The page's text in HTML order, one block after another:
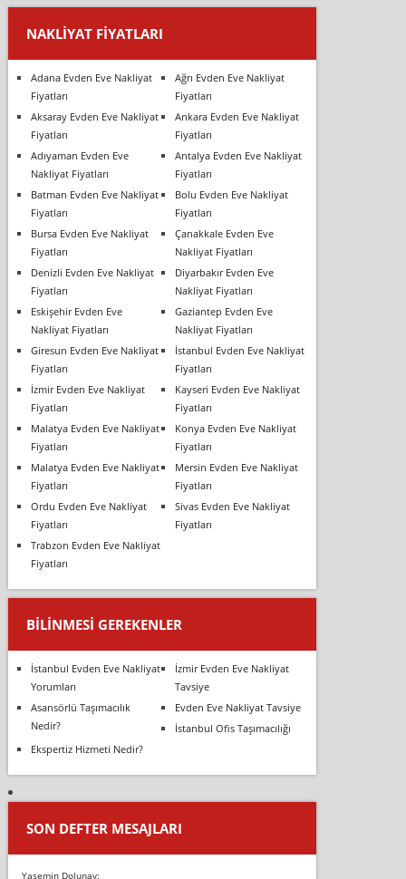
NAKLIYAT FIYATLARI
Adana Evden Eve Nakliyat
Fiyatları
Ağrı Evden Eve Nakliyat
Fiyatları
Aksaray Evden Eve Nakliyat
Fiyatları
Ankara Evden Eve Nakliyat
Fiyatları
Adıyaman Evden Eve
Nakliyat Fiyatları
Antalya Evden Eve Nakliyat
Fiyatları
Batman Evden Eve Nakliyat
Fiyatları
Bolu Evden Eve Nakliyat
Fiyatları
Bursa Evden Eve Nakliyat
Fiyatları
Çanakkale Evden Eve
Nakliyat Fiyatları
Denizli Evden Eve Nakliyat
Fiyatları
Diyarbakır Evden Eve
Nakliyat Fiyatları
Eskişehir Evden Eve
Nakliyat Fiyatları
Gaziantep Evden Eve
Nakliyat Fiyatları
Giresun Evden Eve Nakliyat
Fiyatları
İstanbul Evden Eve Nakliyat
Fiyatları
İzmir Evden Eve Nakliyat
Fiyatları
Kayseri Evden Eve Nakliyat
Fiyatları
Malatya Evden Eve Nakliyat
Fiyatları
Konya Evden Eve Nakliyat
Fiyatları
Malatya Evden Eve Nakliyat
Fiyatları
Mersin Evden Eve Nakliyat
Fiyatları
Ordu Evden Eve Nakliyat
Fiyatları
Sivas Evden Eve Nakliyat
Fiyatları
Trabzon Evden Eve Nakliyat
Fiyatları
BILINMESI GEREKENLER
İstanbul Evden Eve Nakliyat
Yorumları
İzmir Evden Eve Nakliyat
Tavsiye
Asansörlü Taşımacılık
Nedir?
Evden Eve Nakliyat Tavsiye
İstanbul Ofis Taşımacılığı
Ekspertiz Hizmeti Nedir?
SON DEFTER MESAJLARI
Yasemin Dolunay: